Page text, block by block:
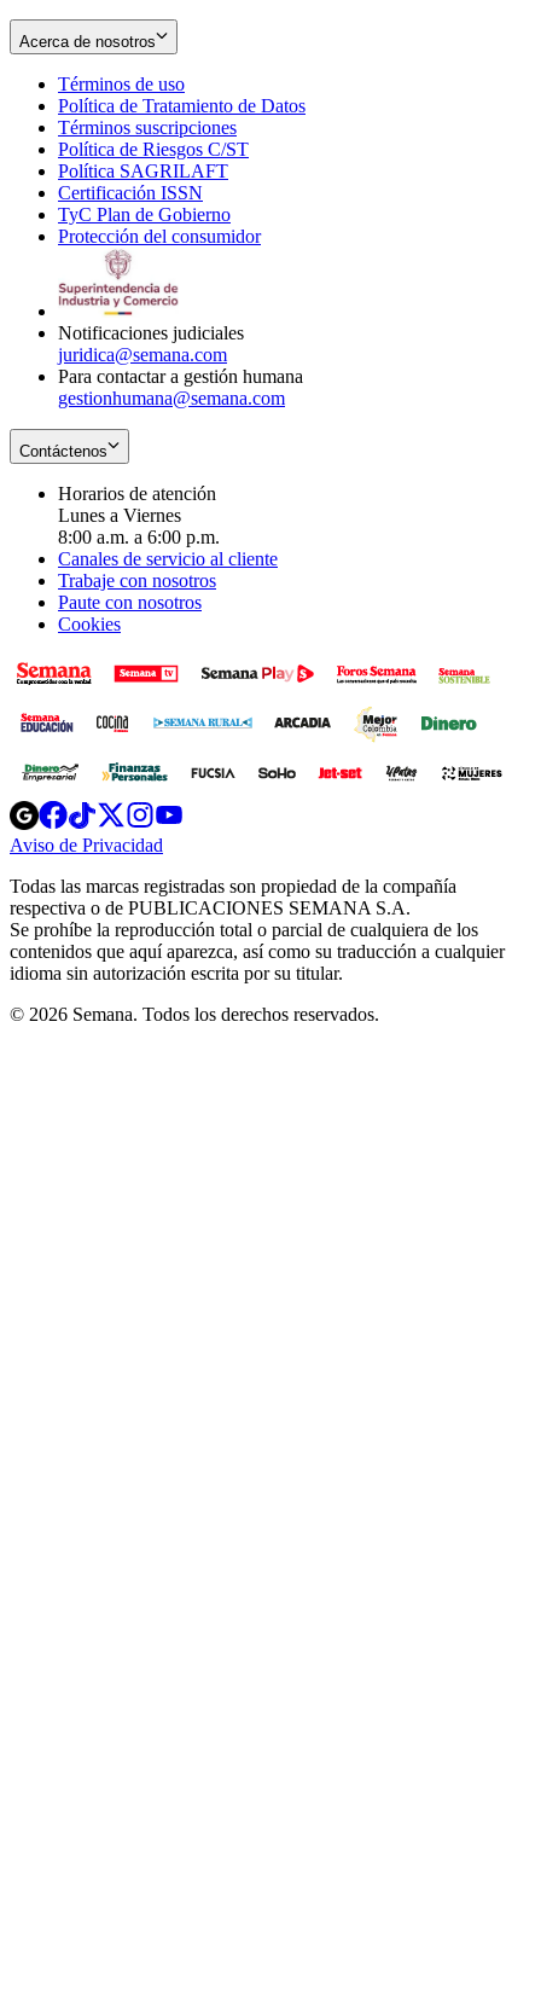
Acerca de nosotros
Términos de uso
in
new
window
Política de Tratamiento de Datos
Términos suscripciones
in
Política de Riesgos C/ST
Política SAGRILAFT
new
window
Certificación ISSN
in
new
TyC Plan de Gobierno
in
Protección del consumidorOpens
Notificaciones judiciales
juridica@semana.com
Para contactar a gestión humana
gestionhumana@semana.com
Contáctenos
Horarios de atención
Lunes a Viernes
8:00 a.m. a 6:00 p.m.
Canales de servicio al cliente
Trabaje con nosotros
Paute con nosotros
Cookies
Opens
in
new
Opens
in
new
Opens
in
new
window
Opens
new
windowwindow
Aviso de Privacidad
new
window
Todas las marcas registradas son propiedad de la compañía
respectiva o de PUBLICACIONES SEMANA S.A.
Se prohíbe la reproducción total o parcial de cualquiera de los
contenidos que aquí aparezca, así como su traducción a cualquier
idioma sin autorización escrita por su titular.
© 2026 Semana. Todos los derechos reservados.